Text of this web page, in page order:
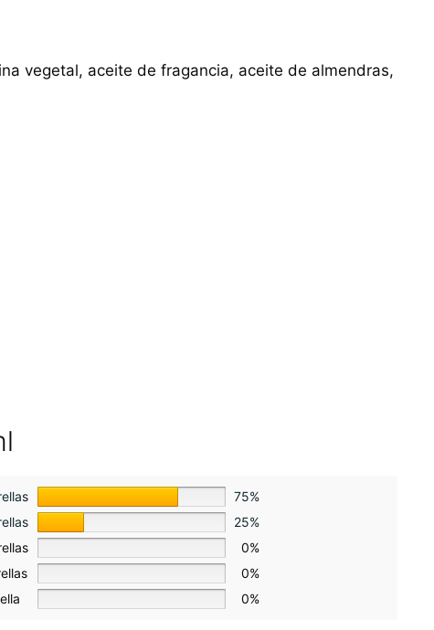
vegetal, aceite de fragancia, aceite de almendras,
75%
25%
0%
0%
0%